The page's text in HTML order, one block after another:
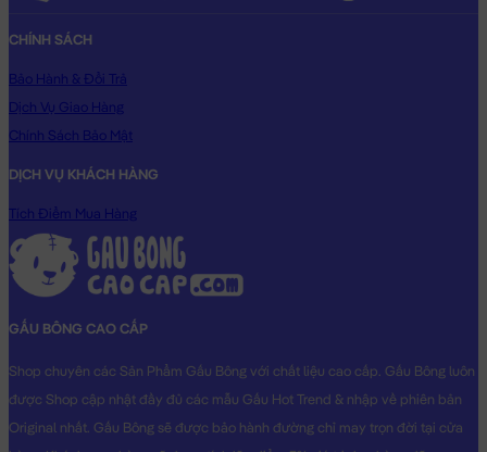
CHÍNH SÁCH
Bảo Hành & Đổi Trả
Dịch Vụ Giao Hàng
Chính Sách Bảo Mật
DỊCH VỤ KHÁCH HÀNG
Tích Điểm Mua Hàng
GẤU BÔNG CAO CẤP
Shop chuyên các Sản Phẩm Gấu Bông với chất liệu cao cấp. Gấu Bông luôn
được Shop cập nhật đầy đủ các mẫu Gấu Hot Trend & nhập về phiên bản
Original nhất. Gấu Bông sẽ được bảo hành đường chỉ may trọn đời tại cửa